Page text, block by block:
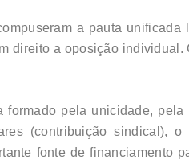
a pauta
direito a oposição
pela unicidade,
(contribuição sindical),
fonte de